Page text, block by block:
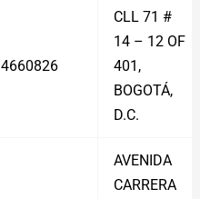
4660826
CLL 71 #
14 – 12 OF
401,
BOGOTÁ,
D.C.
AVENIDA
CARRERA